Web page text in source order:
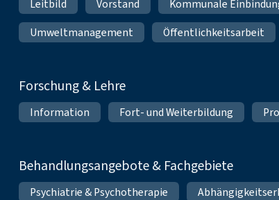
Leitbild Vorstand Kommunale
Umweltmanagement
Öffentlichkeitsarbeit
Forschung & Lehre
Information Fort- und Weiterbildung
Behandlungsangebote & Fachgebiete
Psychiatrie & Psychotherapie